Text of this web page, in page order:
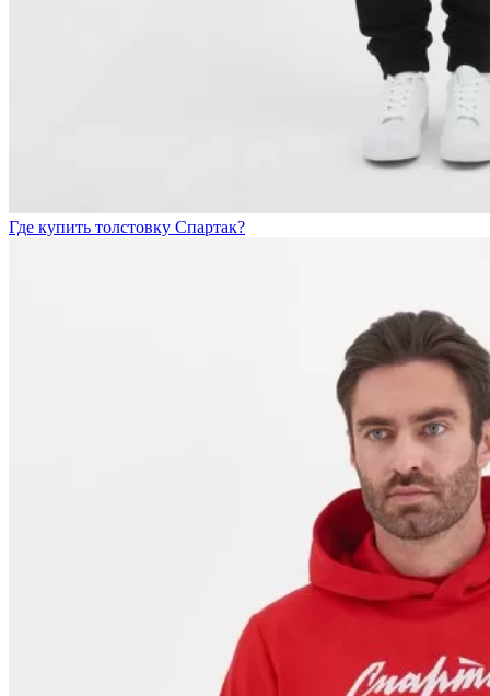
Где купить толстовку Спартак?